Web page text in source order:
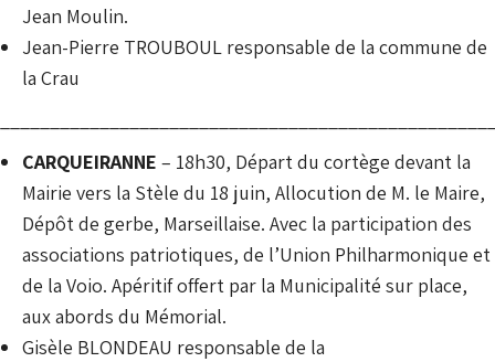
Jean Moulin.
Jean-Pierre TROUBOUL responsable de la commune de
la Crau
CARQUEIRANNE – 18h30, Départ du cortège devant la
Mairie vers la Stèle du 18 juin, Allocution de M. le Maire,
Dépôt de gerbe, Marseillaise. Avec la participation des
associations patriotiques, de l’Union Philharmonique et
de la Voio. Apéritif offert par la Municipalité sur place,
aux abords du Mémorial.
Gisèle BLONDEAU responsable de la